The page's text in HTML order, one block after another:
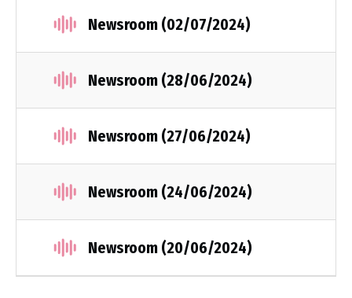
Newsroom (02/07/2024)
Newsroom (28/06/2024)
Newsroom (27/06/2024)
Newsroom (24/06/2024)
Newsroom (20/06/2024)